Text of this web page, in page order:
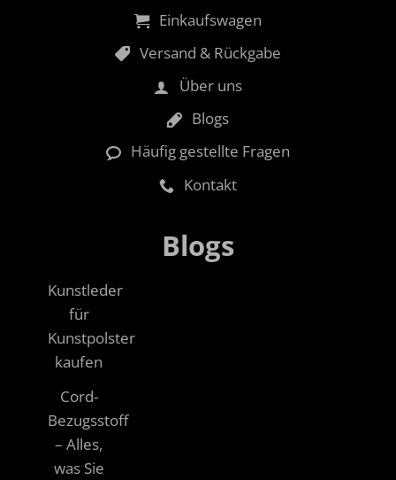
Einkaufswagen
Versand & Rückgabe
Über uns
Blogs
Häufig gestellte Fragen
Kontakt
Blogs
Kunstleder
für
Kunstpolster
kaufen
Cord-
Bezugsstoff
– Alles,
was Sie